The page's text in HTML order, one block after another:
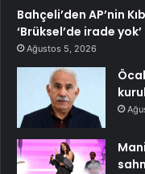
Bahçeli’den AP’nin
‘Brüksel’de irade yok’
Ağustos 5, 2026